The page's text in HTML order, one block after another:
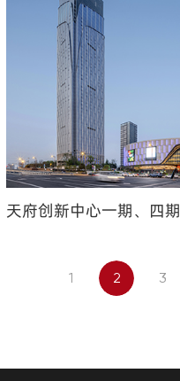
天府创新中心一期、四期
1 2 3